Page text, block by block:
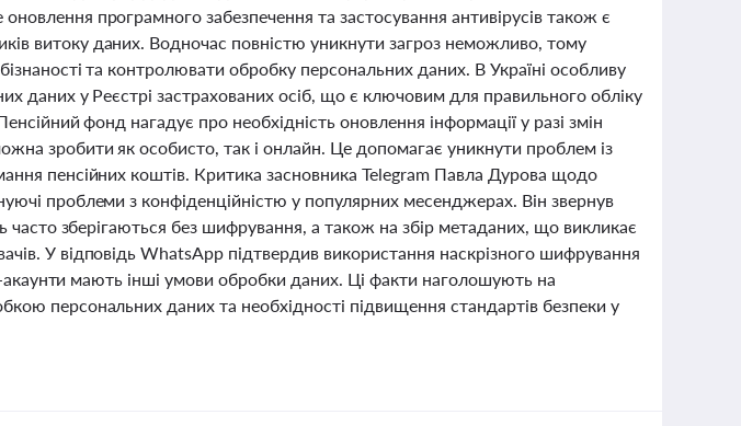
програмного забезпечення та застосування антивірусів також є
витоку даних. Водночас повністю уникнути загроз неможливо, тому
та контролювати обробку персональних даних. В Україні особливу
даних у Реєстрі застрахованих осіб, що є ключовим для правильного обліку
фонд нагадує про необхідність оновлення інформації у разі змін
зробити як особисто, так і онлайн. Це допомагає уникнути проблем із
пенсійних коштів. Критика засновника Telegram Павла Дурова щодо
проблеми з конфіденційністю у популярних месенджерах. Він звернув
часто зберігаються без шифрування, а також на збір метаданих, що викликає
У відповідь WhatsApp підтвердив використання наскрізного шифрування
акаунти мають інші умови обробки даних. Ці факти наголошують на
персональних даних та необхідності підвищення стандартів безпеки у